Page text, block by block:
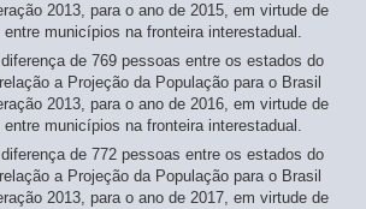
2013, para o ano de 2015, em virtude de
municípios na fronteira interestadual.
de 769 pessoas entre os estados do
a Projeção da População para o Brasil
2013, para o ano de 2016, em virtude de
municípios na fronteira interestadual.
de 772 pessoas entre os estados do
a Projeção da População para o Brasil
2013, para o ano de 2017, em virtude de